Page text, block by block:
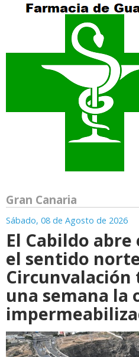
Gran Canaria
Sábado, 08 de Agosto de 2026
El Cabildo
el sentido
una semana la